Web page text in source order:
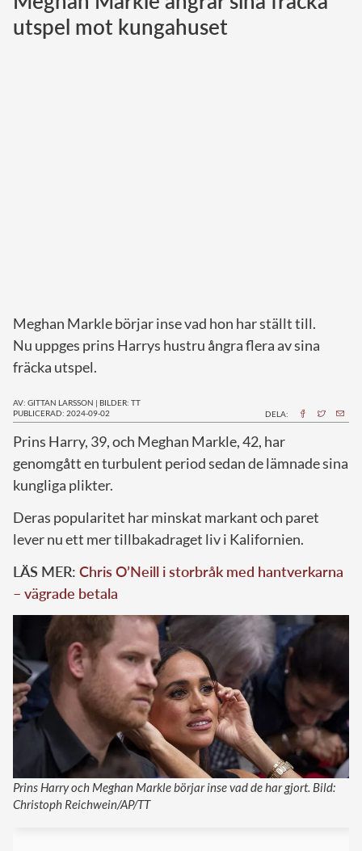
Norska kungahuset
utspel mot kungahuset
Meghan Markle börjar inse vad hon har ställt till.
Nu uppges prins Harrys hustru ångra flera av sina
fräcka utspel.
AV: GITTAN LARSSON | BILDER: TT
PUBLICERAD: 2024-09-02
DELA:
Prins Harry, 39, och Meghan Markle, 42, har
genomgått en turbulent period sedan de lämnade sina
kungliga plikter.
Deras popularitet har minskat markant och paret
lever nu ett mer tillbakadraget liv i Kalifornien.
LÄS MER: Chris O’Neill i storbråk med hantverkarna
– vägrade betala
Prins Harry och Meghan Markle börjar inse vad de har gjort. Bild:
Christoph Reichwein/AP/TT